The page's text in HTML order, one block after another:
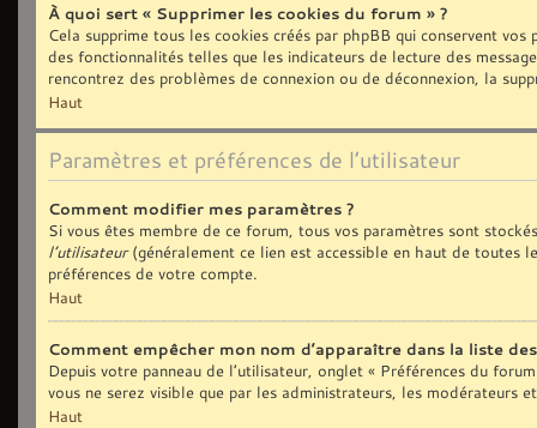
À quoi sert « Supprimer les cookies du forum » ?
Cela supprime tous les cookies créés par phpBB qui conservent
des fonctionnalités telles que les indicateurs de lecture des
rencontrez des problèmes de connexion ou de déconnexion, la
Haut
Paramètres et préférences de l’utilisateur
Comment modifier mes paramètres ?
Si vous êtes membre de ce forum, tous vos paramètres sont
l’utilisateur(généralement ce lien est accessible en haut de toutes
préférences de votre compte.
Haut
Comment empêcher mon nom d’apparaître dans la liste
Depuis votre panneau de l’utilisateur, onglet « Préférences du
vous ne serez visible que par les administrateurs, les modérateurs
Haut